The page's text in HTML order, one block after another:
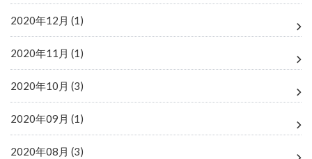
2020年12月 (1)
2020年11月 (1)
2020年10月 (3)
2020年09月 (1)
2020年08月 (3)